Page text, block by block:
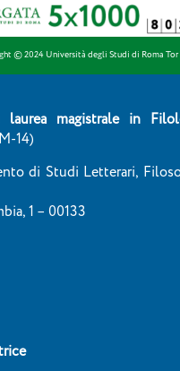
© 2024 Università degli Studi di Roma Tor
magistrale in
14)
di Studi Letterari,
1 – 00133